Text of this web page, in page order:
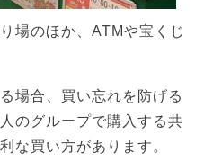
場のほか、ATMや宝くじ
場合、買い忘れを防げる
のグループで購入する共
な買い方があります。